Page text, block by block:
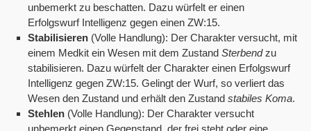
unbemerkt zu beschatten. Dazu würfelt er einen
Erfolgswurf Intelligenz gegen einen ZW:15.
Stabilisieren (Volle Handlung): Der Charakter versucht, mit
einem Medkit ein Wesen mit dem Zustand Sterbendzu
stabilisieren. Dazu würfelt der Charakter einen Erfolgswurf
Intelligenz gegen ZW:15. Gelingt der Wurf, so verliert das
Wesen den Zustand und erhält den Zustand stabiles Koma.
Stehlen (Volle Handlung): Der Charakter versucht
unbemerkt einen Gegenstand, der frei steht oder eine